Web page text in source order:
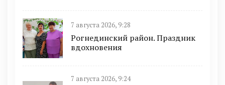
7 августа 2026, 9:28
Рогнединский район. Праздник
вдохновения
7 августа 2026, 9:24